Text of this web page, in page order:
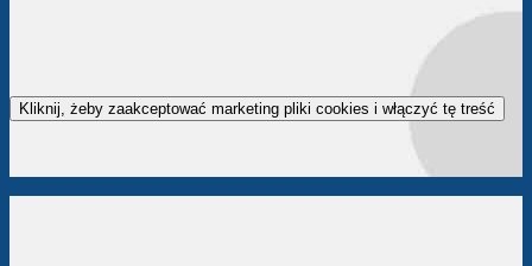
Kliknij, żeby zaakceptować marketing pliki cookies i włączyć tę treść